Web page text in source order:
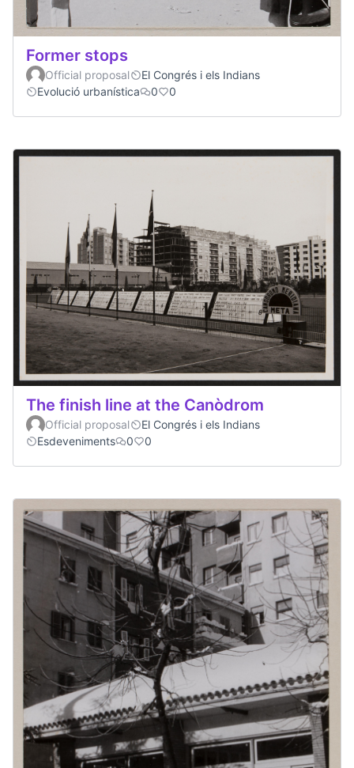
Former stops
Official proposal
El Congrés i els Indians
Evolució urbanística
0 0
The finish line at the Canòdrom
Official proposal
El Congrés i els Indians
Esdeveniments
0 0